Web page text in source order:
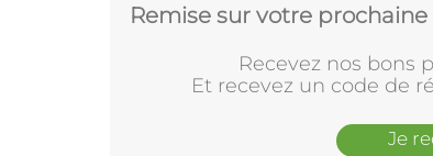
Remise sur votre
Recevez nos bons
Et recevez un code de
Je